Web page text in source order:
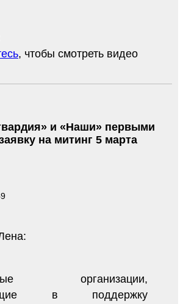
, чтобы смотреть видео
и «Наши» первыми
на митинг 5 марта
организации,
в поддержку